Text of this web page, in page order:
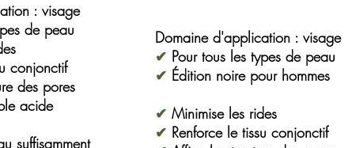
: visage
de peau
conjonctif
des pores
acide
suffisamment
Domaine d'application : visage
✔ Pour tous les types de peau
✔ Édition noire pour hommes
✔ Minimise les rides
✔ Renforce le tissu conjonctif